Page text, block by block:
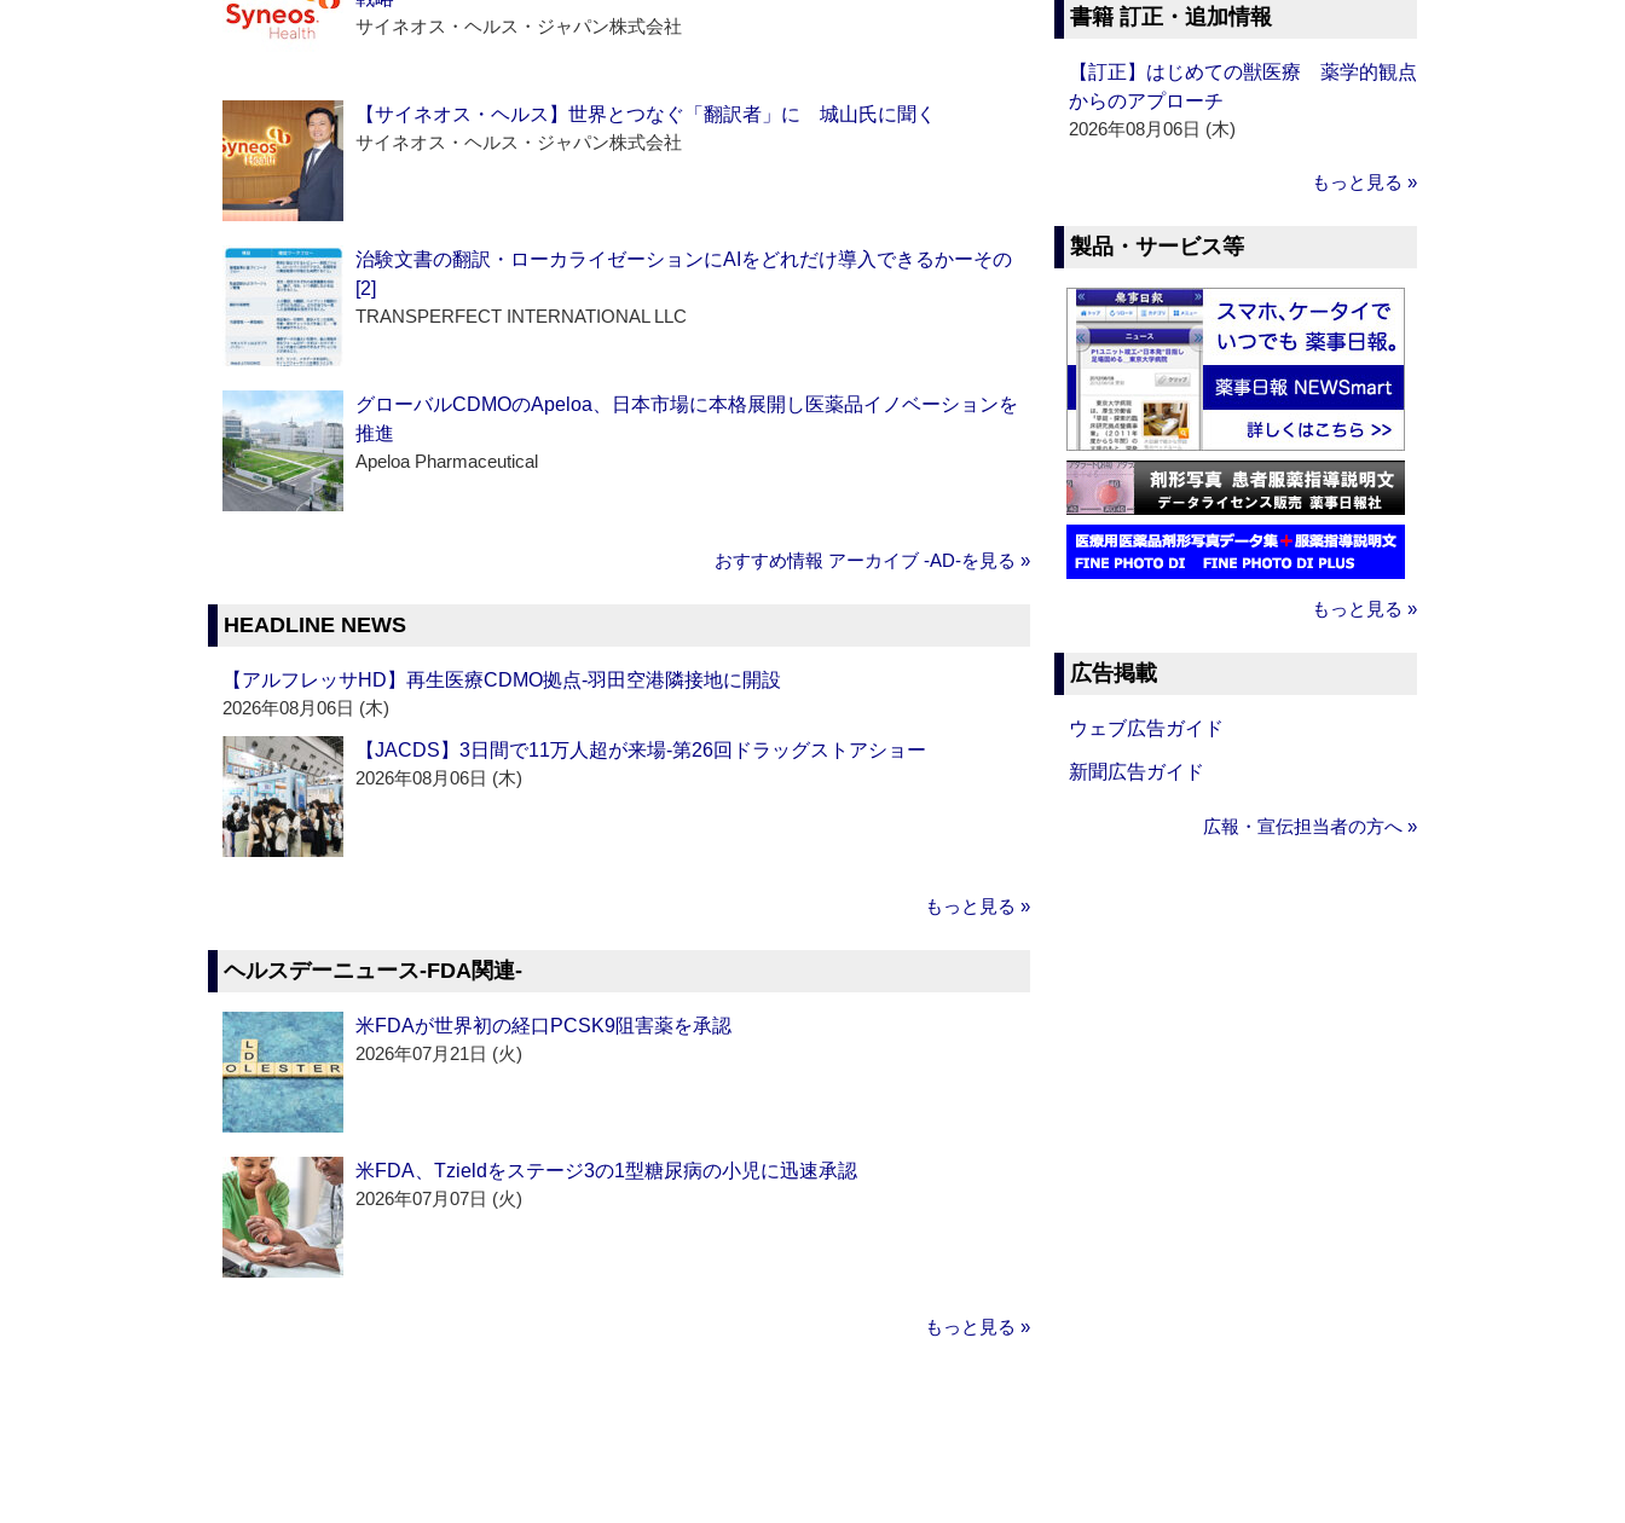
サイネオス・ヘルス・ジャパン株式会社
【サイネオス・ヘルス】世界とつなぐ「翻訳者」に 城山氏に聞く
サイネオス・ヘルス・ジャパン株式会社
治験文書の翻訳・ローカライゼーションにAIをどれだけ導入できるかーその
[2]
TRANSPERFECT INTERNATIONAL LLC
グローバルCDMOのApeloa、日本市場に本格展開し医薬品イノベーションを
推進
Apeloa Pharmaceutical
おすすめ情報 アーカイブ ‐AD‐を見る »
HEADLINE NEWS
【アルフレッサHD】再生医療CDMO拠点‐羽田空港隣接地に開設
2026年08月06日 (木)
【JACDS】3日間で11万人超が来場‐第26回ドラッグストアショー
2026年08月06日 (木)
もっと見る »
ヘルスデーニュース‐FDA関連‐
米FDAが世界初の経口PCSK9阻害薬を承認
2026年07月21日 (火)
米FDA、Tzieldをステージ3の1型糖尿病の小児に迅速承認
2026年07月07日 (火)
もっと見る »
書籍 訂正・追加情報
【訂正】はじめての獣医療 薬学的観点
からのアプローチ
2026年08月06日 (木)
もっと見る »
製品・サービス等
もっと見る »
広告掲載
ウェブ広告ガイド
新聞広告ガイド
広報・宣伝担当者の方へ »